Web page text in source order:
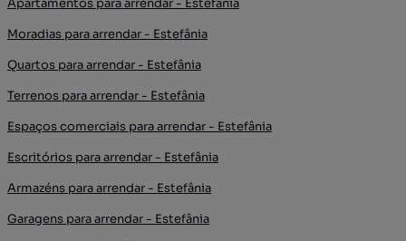
Apartamentos para arrendar - Estefânia
Moradias para arrendar - Estefânia
Quartos para arrendar - Estefânia
Terrenos para arrendar - Estefânia
Espaços comerciais para arrendar - Estefânia
Escritórios para arrendar - Estefânia
Armazéns para arrendar - Estefânia
Garagens para arrendar - Estefânia